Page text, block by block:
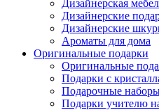
Дизайнерская
Дизайнерские
Дизайнерские
Ароматы для дома
Оригинальные подарки
Оригинальные
Подарки с
Подарочные
Подарки учителю